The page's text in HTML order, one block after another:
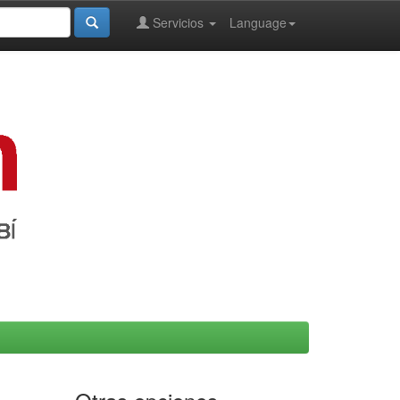
Language
Servicios